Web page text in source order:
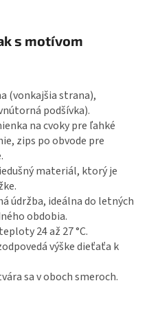
s motívom
(vonkajšia strana),
podšívka).
na cvoky pre ľahké
zips po obvode pre
materiál, ktorý je
údržba, ideálna do letných
obdobia.
24 až 27 °C.
výške dieťaťa k
sa v oboch smeroch.